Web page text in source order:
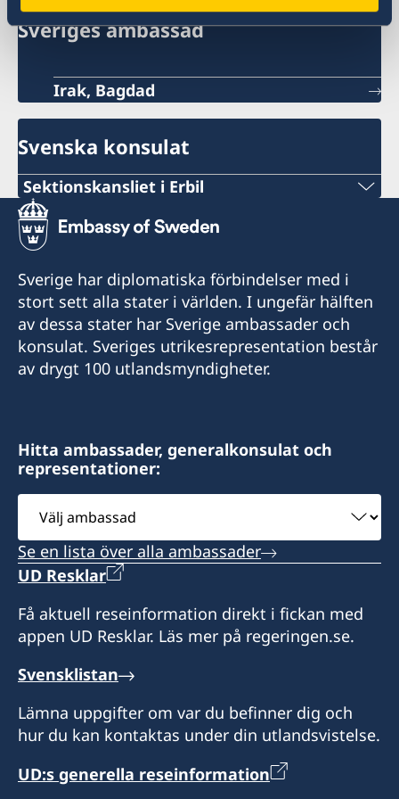
Sveriges ambassad
Irak, Bagdad
Svenska konsulat
Sektionskansliet i Erbil
Stängt för allmänheten.
Sverige har diplomatiska förbindelser med i
stort sett alla stater i världen. I ungefär hälften
av dessa stater har Sverige ambassader och
konsulat. Sveriges utrikesrepresentation består
av drygt 100 utlandsmyndigheter.
Hitta ambassader, generalkonsulat och
representationer:
Välj
ambassad
Se en lista över alla ambassader
UD Resklar
Få aktuell reseinformation direkt i fickan med
appen UD Resklar. Läs mer på regeringen.se.
Svensklistan
Lämna uppgifter om var du befinner dig och
hur du kan kontaktas under din utlandsvistelse.
UD:s generella reseinformation